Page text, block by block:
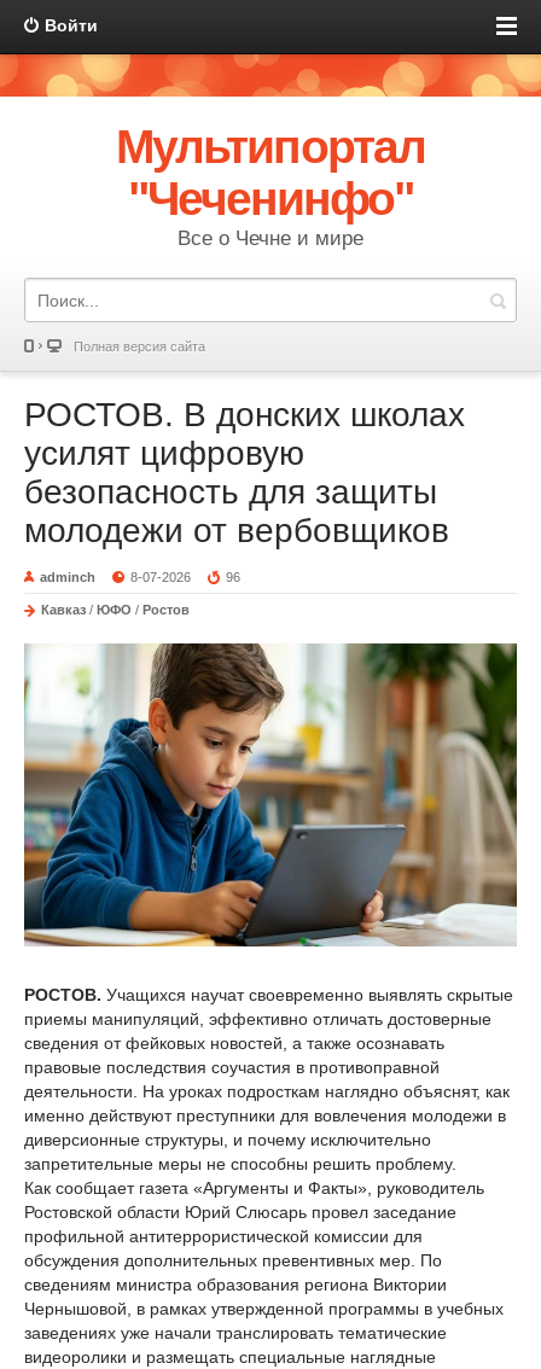
Войти
Мультипортал
"Чеченинфо"
Все о Чечне и мире
Полная версия сайта
РОСТОВ. В донских школах
усилят цифровую
безопасность для защиты
молодежи от вербовщиков
adminch 8-07-2026 96
Кавказ / ЮФО / Ростов
РОСТОВ. Учащихся научат своевременно выявлять скрытые
приемы манипуляций, эффективно отличать достоверные
сведения от фейковых новостей, а также осознавать
правовые последствия соучастия в противоправной
деятельности. На уроках подросткам наглядно объяснят, как
именно действуют преступники для вовлечения молодежи в
диверсионные структуры, и почему исключительно
запретительные меры не способны решить проблему.
Как сообщает газета «Аргументы и Факты», руководитель
Ростовской области Юрий Слюсарь провел заседание
профильной антитеррористической комиссии для
обсуждения дополнительных превентивных мер. По
сведениям министра образования региона Виктории
Чернышовой, в рамках утвержденной программы в учебных
заведениях уже начали транслировать тематические
видеоролики и размещать специальные наглядные